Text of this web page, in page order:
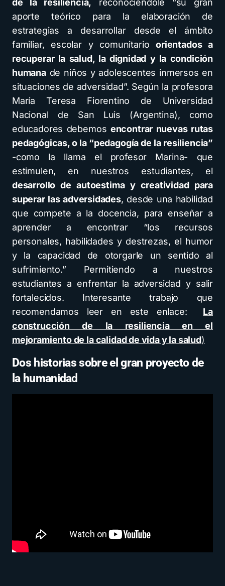
de la resiliencia, reconociéndole “su gran
aporte teórico para la elaboración de
estrategias a desarrollar desde el ámbito
familiar, escolar y comunitarioorientados a
recuperar la salud, la dignidad y la condición
humanade niños y adolescentes inmersos en
situaciones de adversidad”. Según la profesora
María Teresa Fiorentino de Universidad
Nacional de San Luis (Argentina), como
educadores debemos encontrar nuevas rutas
pedagógicas, o la “pedagogía de la resiliencia”
-como la llama el profesor Marina- que
estimulen, en nuestros estudiantes, el
desarrollo de autoestima y creatividad para
superar las adversidades, desde una habilidad
que compete a la docencia, para enseñar a
aprender a encontrar “los recursos
personales, habilidades y destrezas, el humor
y la capacidad de otorgarle un sentido al
sufrimiento.” Permitiendo a nuestros
estudiantes a enfrentar la adversidad y salir
fortalecidos. Interesante trabajo que
recomendamos leer en este enlace: La
construcción de la resiliencia en el
mejoramiento de la calidad de vida y la salud)
Dos historias sobre el gran proyecto de
la humanidad